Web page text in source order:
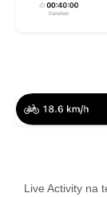
Live Activity na